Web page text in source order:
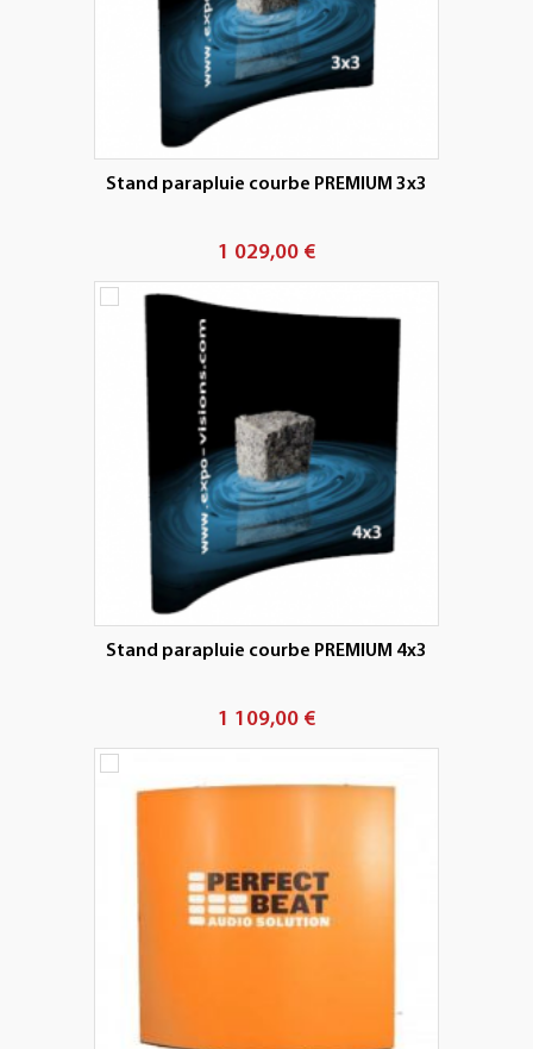
Stand parapluie courbe PREMIUM 3x3
1 029,00 €
Stand parapluie courbe PREMIUM 4x3
1 109,00 €